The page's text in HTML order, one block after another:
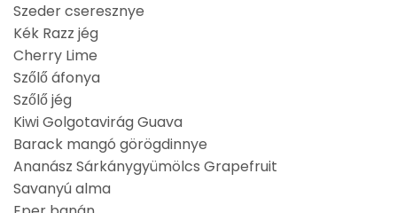
Szeder cseresznye
Kék Razz jég
Cherry Lime
Szőlő áfonya
Szőlő jég
Kiwi Golgotavirág Guava
Barack mangó görögdinnye
Ananász Sárkánygyümölcs Grapefruit
Savanyú alma